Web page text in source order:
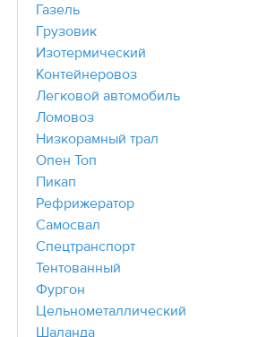
Газель
Грузовик
Изотермический
Контейнеровоз
Легковой автомобиль
Ломовоз
Низкорамный трал
Опен Топ
Пикап
Рефрижератор
Самосвал
Спецтранспорт
Тентованный
Фургон
Цельнометаллический
Шаланда